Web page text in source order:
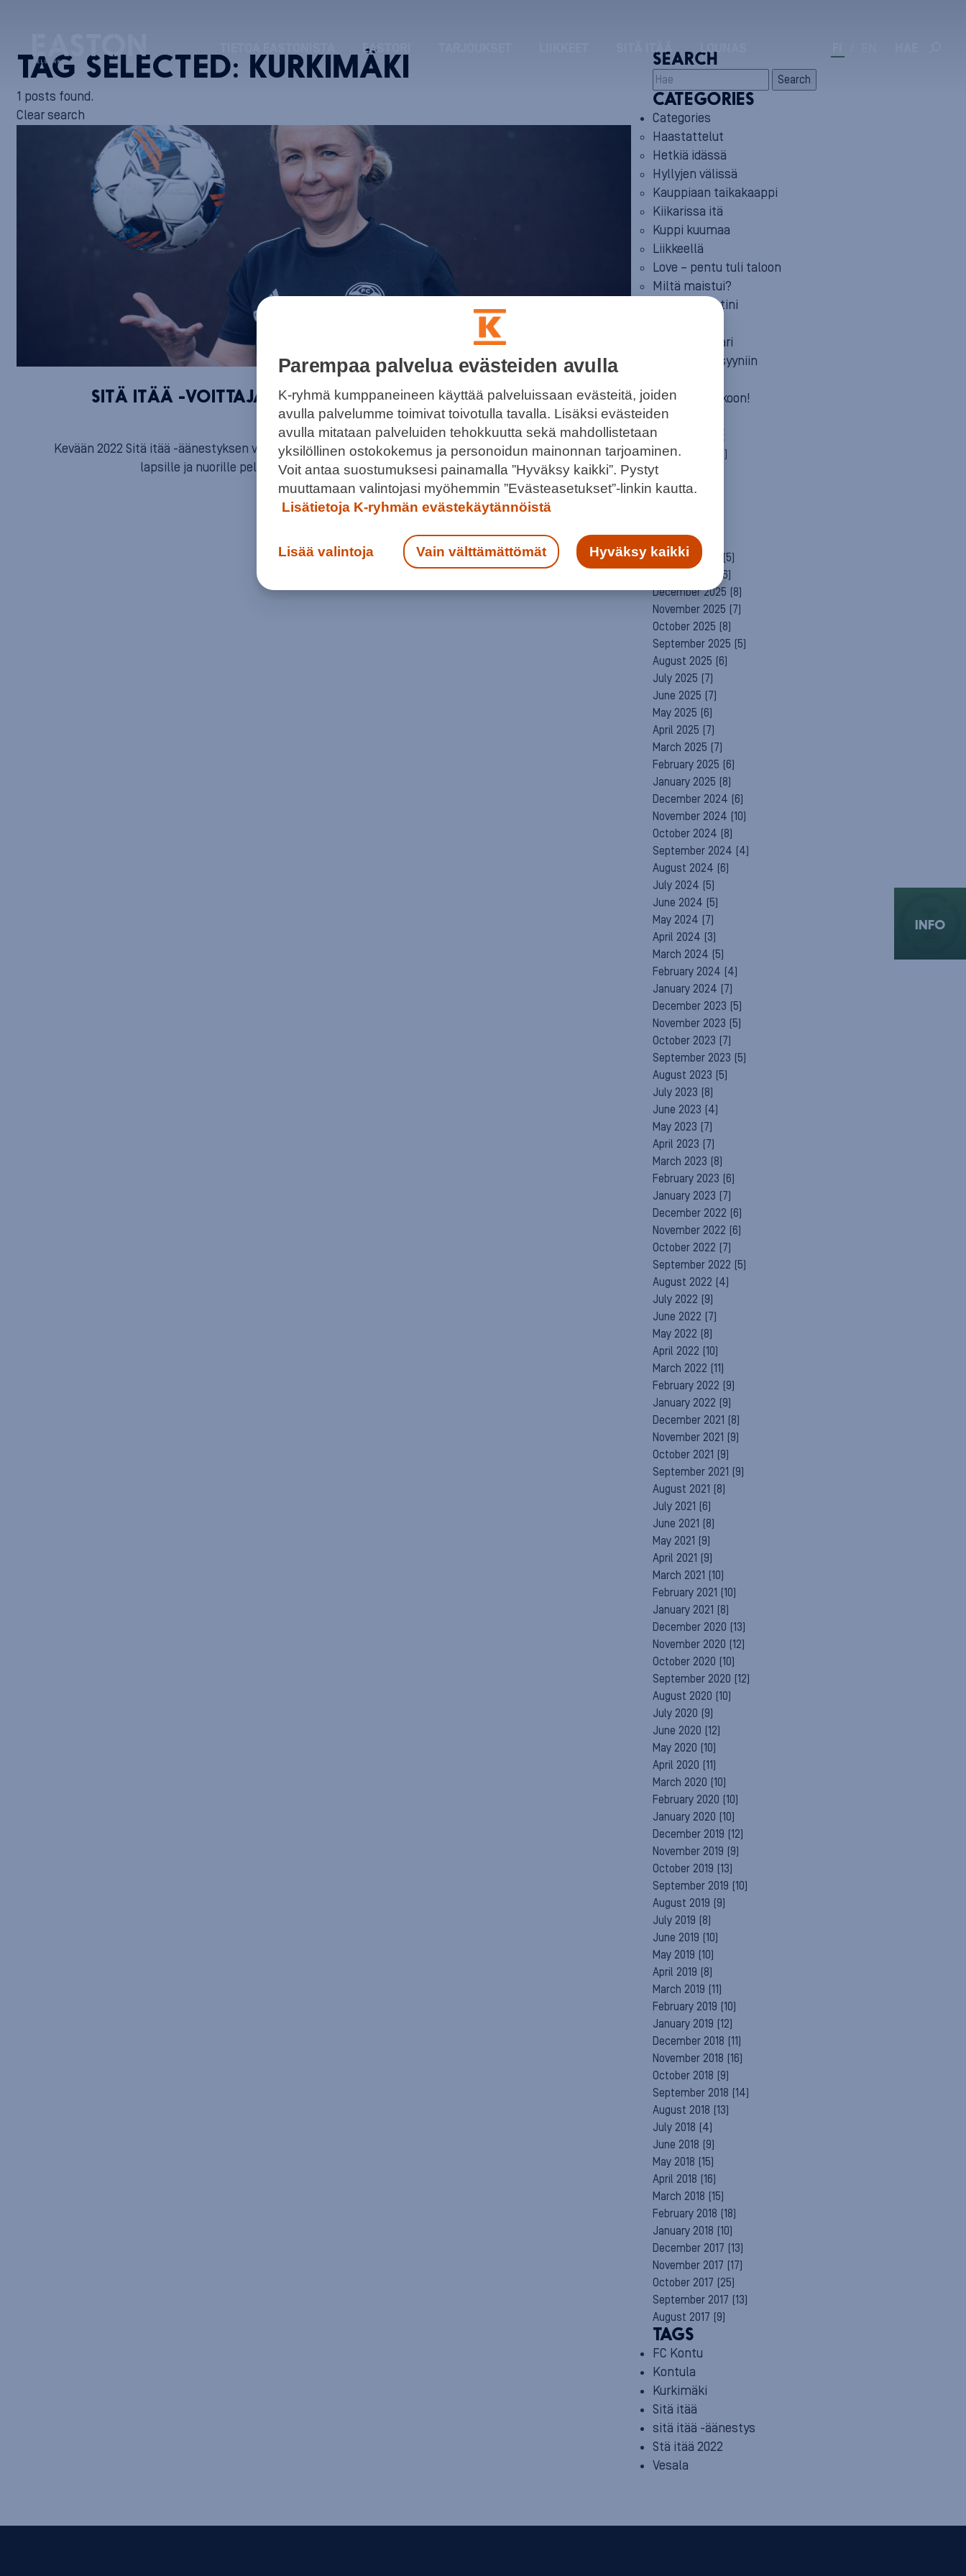
EASTORI SITÄ ITÄÄ LOUNAS
SEARCH
Search
CATEGORIES
Categories
Haastattelut
Hetkiä idässä
Hyllyjen välissä
Kauppiaan taikakaappi
Kiikarissa itä
Kuppi kuumaa
Liikkeellä
Love – pentu tuli taloon
Miltä maistui?
Minun reseptini
Neuvosta vaari
Parempaan syyniin
Summeri soikoon!
Yleinen
ARCHIVE
August 2026
(2)
July 2026
June 2026
March 2026
February 2026
(5)
(6)
December 2025 (8)
November 2025 (7)
October 2025 (8)
September 2025 (5)
August 2025 (6)
July 2025 (7)
June 2025 (7)
May 2025 (6)
April 2025 (7)
March 2025 (7)
February 2025 (6)
January 2025 (8)
December 2024 (6)
November 2024 (10)
October 2024 (8)
September 2024 (4)
August 2024 (6)
July 2024 (5)
June 2024 (5)
May 2024 (7)
April 2024 (3)
March 2024 (5)
February 2024 (4)
January 2024 (7)
December 2023 (5)
November 2023 (5)
October 2023 (7)
September 2023 (5)
August 2023 (5)
July 2023 (8)
June 2023 (4)
May 2023 (7)
April 2023 (7)
March 2023 (8)
February 2023 (6)
January 2023 (7)
December 2022 (6)
November 2022 (6)
October 2022 (7)
September 2022 (5)
August 2022 (4)
July 2022 (9)
June 2022 (7)
May 2022 (8)
April 2022 (10)
March 2022 (11)
February 2022 (9)
January 2022 (9)
December 2021 (8)
November 2021 (9)
October 2021 (9)
September 2021 (9)
August 2021 (8)
July 2021 (6)
June 2021 (8)
May 2021 (9)
April 2021 (9)
March 2021 (10)
February 2021 (10)
January 2021 (8)
December 2020 (13)
November 2020 (12)
October 2020 (10)
September 2020 (12)
August 2020 (10)
July 2020 (9)
June 2020 (12)
May 2020 (10)
April 2020 (11)
March 2020 (10)
February 2020 (10)
January 2020 (10)
December 2019 (12)
November 2019 (9)
October 2019 (13)
September 2019 (10)
August 2019 (9)
July 2019 (8)
June 2019 (10)
May 2019 (10)
April 2019 (8)
March 2019 (11)
February 2019 (10)
January 2019 (12)
December 2018 (11)
November 2018 (16)
October 2018 (9)
September 2018 (14)
August 2018 (13)
July 2018 (4)
June 2018 (9)
May 2018 (15)
April 2018 (16)
March 2018 (15)
February 2018 (18)
January 2018 (10)
December 2017 (13)
November 2017 (17)
October 2017 (25)
September 2017 (13)
August 2017 (9)
TAGS
FC Kontu
Kontula
Kurkimäki
Sitä itää
sitä itää -äänestys
Stä itää 2022
Vesala
TAG SELECTED: KURKIMÄKI
1 posts found.
Clear search
SITÄ ITÄÄ -VOITTAJA FC KONTU OPETTAA PELIN OHESSA
TUNNETAITOJA
Kevään 2022 Sitä itää -äänestyksen voittanut FC Kontu tunnetaan kasvattajaseurana, joka opettaa
lapsille ja nuorille pelaamisen ohessa myös tärkeitä elämäntaitoja.
INFO
Parempaa palvelua evästeiden avulla
K-ryhmä kumppaneineen käyttää palveluissaan evästeitä, joiden
avulla palvelumme toimivat toivotulla tavalla. Lisäksi evästeiden
avulla mitataan palveluiden tehokkuutta sekä mahdollistetaan
yksilöllinen ostokokemus ja personoidun mainonnan tarjoaminen.
Voit antaa suostumuksesi painamalla ”Hyväksy kaikki”. Pystyt
muuttamaan valintojasi myöhemmin ”Evästeasetukset”-linkin kautta.
Lisätietoja K-ryhmän evästekäytännöistä
Lisää valintoja Vain välttämättömät Hyväksy kaikki